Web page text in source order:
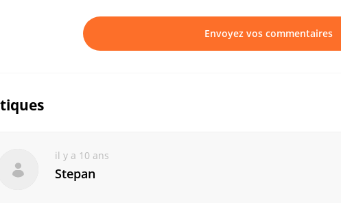
Envoyez vos commentaires
il y a 10 ans
Stepan